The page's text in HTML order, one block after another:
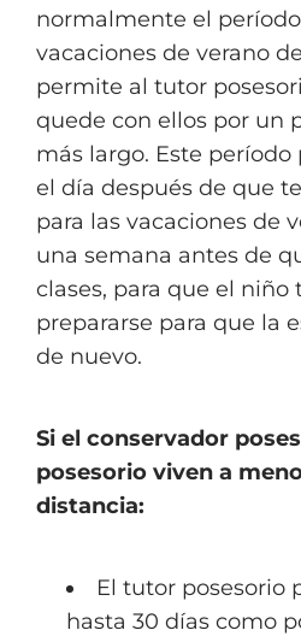
normalmente el
vacaciones de verano
permite al tutor
quede con ellos por un
más largo. Este
el día después de que
para las vacaciones de
una semana antes de
clases, para que el
prepararse para que la
de nuevo.
Si el conservador
posesorio viven a
distancia:
El tutor posesorio
hasta 30 días como